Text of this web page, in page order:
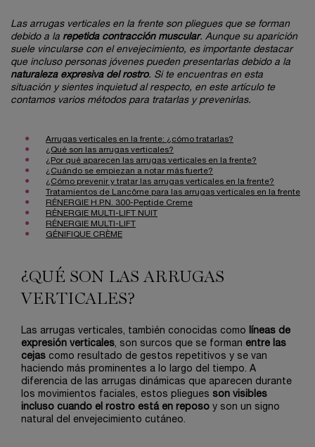
Las arrugas verticales en la frente son pliegues que se forman
debido a la repetida contracción muscular. Aunque su aparición
suele vincularse con el envejecimiento, es importante destacar
que incluso personas jóvenes pueden presentarlas debido a la
naturaleza expresiva del rostro. Si te encuentras en esta
situación y sientes inquietud al respecto, en este artículo te
contamos varios métodos para tratarlas y prevenirlas.
● ​​Arrugas verticales en la frente: ¿cómo tratarlas?
● ​¿Qué son las arrugas verticales?
● ​¿Por qué aparecen las arrugas verticales en la frente?
● ​¿Cuándo se empiezan a notar más fuerte?
● ​¿Cómo prevenir y tratar las arrugas verticales en la frente?
● ​Tratamientos de Lancôme para las arrugas verticales en la frente
● ​RÉNERGIE H.P.N. 300-Peptide Creme
● ​RÉNERGIE MULTI-LIFT NUIT
● ​RÉNERGIE MULTI-LIFT
● ​GÉNIFIQUE CRÈME​
¿QUÉ SON LAS ARRUGAS
VERTICALES?
Las arrugas verticales, también conocidas como
líneas de
expresión verticales , son surcos que se forman entre las
cejas como resultado de gestos repetitivos y se van
haciendo más prominentes a lo largo del tiempo. A
diferencia de las arrugas dinámicas que aparecen durante
los movimientos faciales, estos pliegues son visibles
incluso cuando el rostro está en reposo y son un signo
natural del envejecimiento cutáneo.